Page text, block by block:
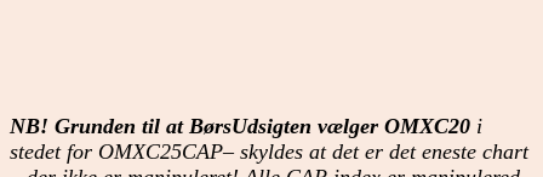
NB! Grunden til at BørsUdsigten vælger OMXC20 i
stedet for OMXC25CAP– skyldes at det er det eneste chart